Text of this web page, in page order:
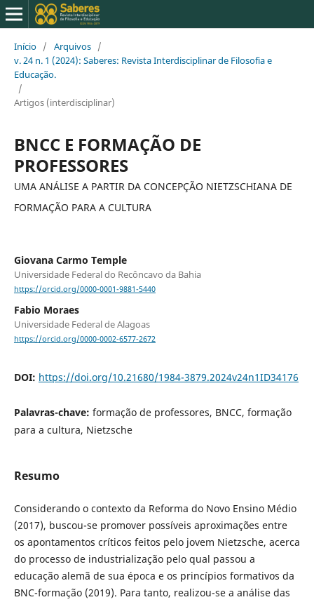
Início / Arquivos /
v. 24 n. 1 (2024): Saberes: Revista Interdisciplinar de Filosofia e
Educação.
/
Artigos (interdisciplinar)
BNCC E FORMAÇÃO DE
PROFESSORES
UMA ANÁLISE A PARTIR DA CONCEPÇÃO NIETZSCHIANA DE
FORMAÇÃO PARA A CULTURA
Giovana Carmo Temple
Universidade Federal do Recôncavo da Bahia
https://orcid.org/0000-0001-9881-5440
Fabio Moraes
Universidade Federal de Alagoas
https://orcid.org/0000-0002-6577-2672
DOI: https://doi.org/10.21680/1984-3879.2024v24n1ID34176
Palavras-chave: formação de professores, BNCC, formação
para a cultura, Nietzsche
Resumo
Considerando o contexto da Reforma do Novo Ensino Médio
(2017), buscou-se promover possíveis aproximações entre
os apontamentos críticos feitos pelo jovem Nietzsche, acerca
do processo de industrialização pelo qual passou a
educação alemã de sua época e os princípios formativos da
BNC-formação (2019). Para tanto, realizou-se a análise das